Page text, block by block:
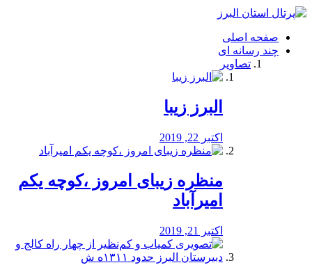
فصد
شرق
تهران
خشکشویی
صفحه اصلی
چند رسانه ای
تصاویر
البرز زیبا
اکتبر 22, 2019
منظره‌‌ زیبای امروز ،کوچه یکم
امیرآباد
اکتبر 21, 2019